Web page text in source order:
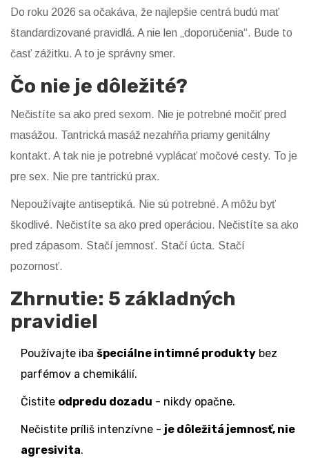
Do roku 2026 sa očakáva, že najlepšie centrá budú mať
štandardizované pravidlá. A nie len „doporučenia“. Bude to
časť zážitku. A to je správny smer.
Čo nie je dôležité?
Nečistíte sa ako pred sexom. Nie je potrebné močiť pred
masážou. Tantrická masáž nezahŕňa priamy genitálny
kontakt. A tak nie je potrebné vyplácať močové cesty. To je
pre sex. Nie pre tantrickú prax.
Nepoužívajte antiseptiká. Nie sú potrebné. A môžu byť
škodlivé. Nečistíte sa ako pred operáciou. Nečistíte sa ako
pred zápasom. Stačí jemnosť. Stačí úcta. Stačí
pozornosť.
Zhrnutie: 5 základných
pravidiel
Používajte iba špeciálne intimné produkty bez
parfémov a chemikálií.
Čistite odpredu dozadu - nikdy opačne.
Nečistite príliš intenzívne - je dôležitá jemnosť, nie
agresivita.